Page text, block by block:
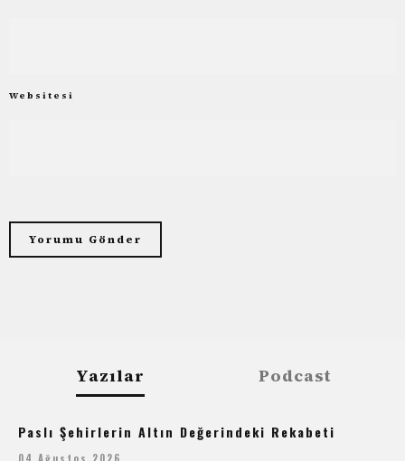
Websitesi
Yazılar Podcast
Paslı Şehirlerin Altın Değerindeki Rekabeti
04 Ağustos 2026